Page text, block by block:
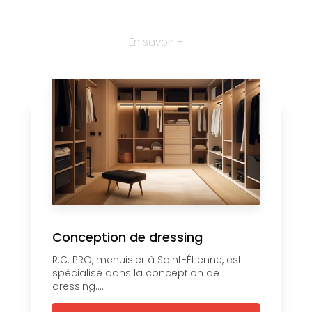
En savoir +
Conception de dressing
R.C. PRO, menuisier à Saint-Étienne, est
spécialisé dans la conception de
dressing....